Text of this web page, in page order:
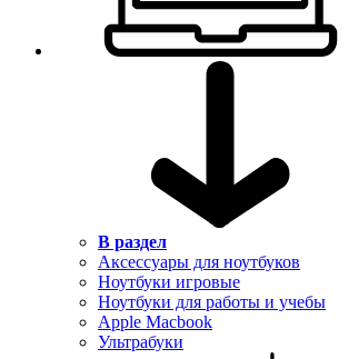
В раздел
Аксессуары для ноутбуков
Ноутбуки игровые
Ноутбуки для работы и учебы
Apple Macbook
Ультрабуки